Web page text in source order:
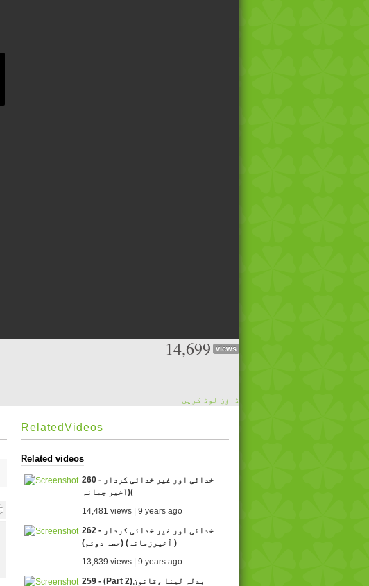
14,699 views
ڈاؤن لوڈ کریں
RelatedVideos
Related videos
260 - خدائی اور غیر خدائی کردار
(آخیر جمانہ(
14,481 views | 9 years ago
262 - خدائی اور غير خدائی کردار
( آخيرزمانہ) (حصہ دوئم)
13,839 views | 9 years ago
259 - (Part 2)بدلہ لينا ،قانون